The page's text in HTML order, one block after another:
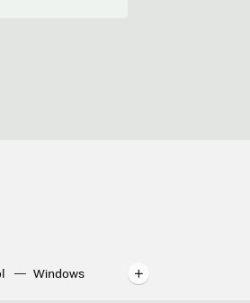
Windows